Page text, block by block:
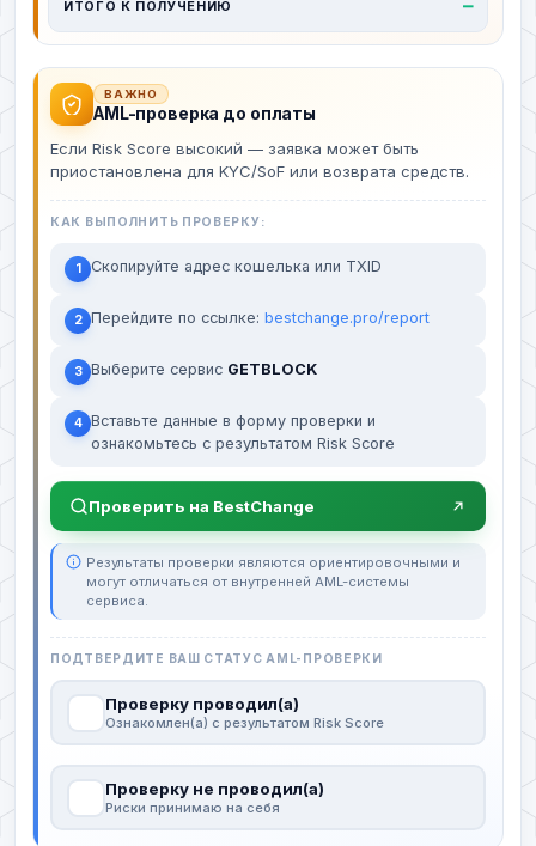
ИТОГО К ПОЛУЧЕНИЮ —
ВАЖНО
AML-проверка до оплаты
Если Risk Score высокий — заявка может быть
приостановлена для KYC/SoF или возврата средств.
КАК ВЫПОЛНИТЬ ПРОВЕРКУ:
1 Скопируйте адрес кошелька или TXID
2 Перейдите по ссылке: bestchange.pro/report
3 Выберите сервис GETBLOCK
4 Вставьте данные в форму проверки и
ознакомьтесь с результатом Risk Score
Проверить на BestChange
Результаты проверки являются ориентировочными и
могут отличаться от внутренней AML-системы
сервиса.
ПОДТВЕРДИТЕ ВАШ СТАТУС AML-ПРОВЕРКИ
Проверку проводил(а)
Ознакомлен(а) с результатом Risk Score
Проверку не проводил(а)
Риски принимаю на себя